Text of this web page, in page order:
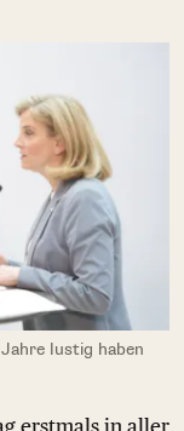
lustig haben